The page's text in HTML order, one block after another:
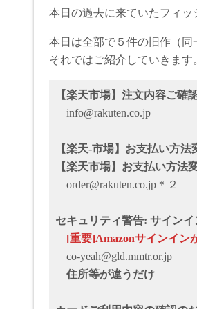
本日の過去に来ていたフィッ
本日は全部で５件の旧作（同
それではご紹介していきます
【楽天市場】注文内容ご確
info@rakuten.co.jp
【楽天-市場】お支払い方法
【楽天市場】お支払い方法
order@rakuten.co.jp＊２
セキュリティ警告: サイン
[重要]Amazonサインイン
co-yeah@gld.mmtr.or.jp
住所等が違うだけ